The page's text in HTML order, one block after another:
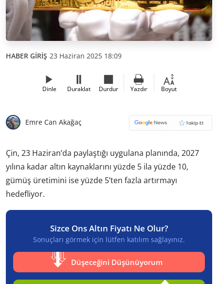
HABER GİRİŞ 23 Haziran 2025 18:09
Dinle Duraklat Durdur Yazdır Boyut
Emre Can Akağaç
Çin, 23 Haziran’da paylaştığı uygulana planında, 2027
yılına kadar altın kaynaklarını yüzde 5 ila yüzde 10,
gümüş üretimini ise yüzde 5’ten fazla artırmayı
hedefliyor.
Sizce Ons Altın Fiyatı Ne Olur?
Sonuçları görmek için lütfen katılım sağlayınız.
Düşeceğini Düşünüyorum